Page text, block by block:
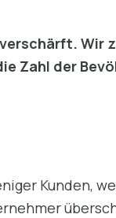
Wir
Zahl der
Kunden,